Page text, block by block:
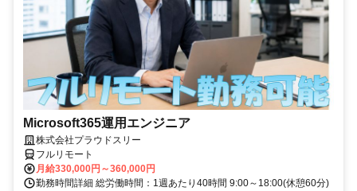
Microsoft365運用エンジニア
株式会社プラウドスリー
フルリモート
月給330,000円～360,000円
勤務時間詳細 総労働時間：1週あたり40時間 9:00～18:00(休憩60分)